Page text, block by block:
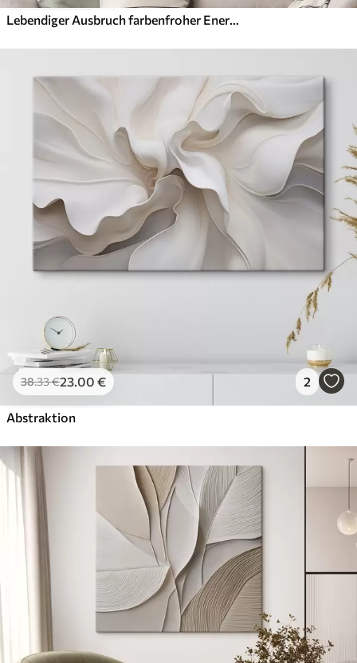
Lebendiger Ausbruch farbenfroher Energie
38.33€23.00 € 2
Abstraktion